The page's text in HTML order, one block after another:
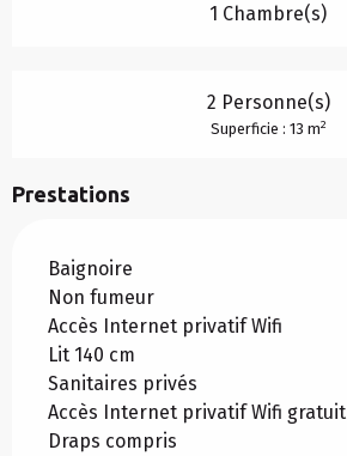
1 Chambre(s)
2 Personne(s)
Superficie : 13 m2
Prestations
Baignoire
Non fumeur
Accès Internet privatif Wifi
Lit 140 cm
Sanitaires privés
Accès Internet privatif Wifi gratuit
Draps compris